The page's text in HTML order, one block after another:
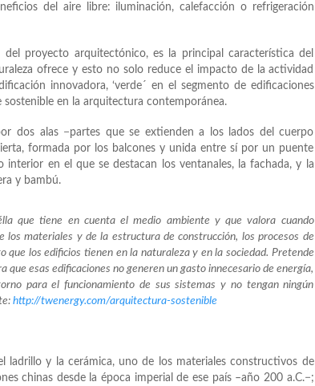
del aire libre: iluminación, calefacción o refrigeración
proyecto arquitectónico, es la principal característica del
ofrece y esto no solo reduce el impacto de la actividad
innovadora, ‘verde´ en el segmento de edificaciones
en la arquitectura contemporánea.
dos alas −partes que se extienden a los lados del cuerpo
formada por los balcones y unida entre sí por un puente
en el que se destacan los ventanales, la fachada, y la
y bambú.
que tiene en cuenta el medio ambiente y que valora cuando
los materiales y de la estructura de construcción, los procesos de
que los edificios tienen en la naturaleza y en la sociedad. Pretende
que esas edificaciones no generen un gasto innecesario de energía,
para el funcionamiento de sus sistemas y no tengan ningún
http://twenergy.com/arquitectura-sostenible
ladrillo y la cerámica, uno de los materiales constructivos de
chinas desde la época imperial de ese país –año 200 a.C.−;